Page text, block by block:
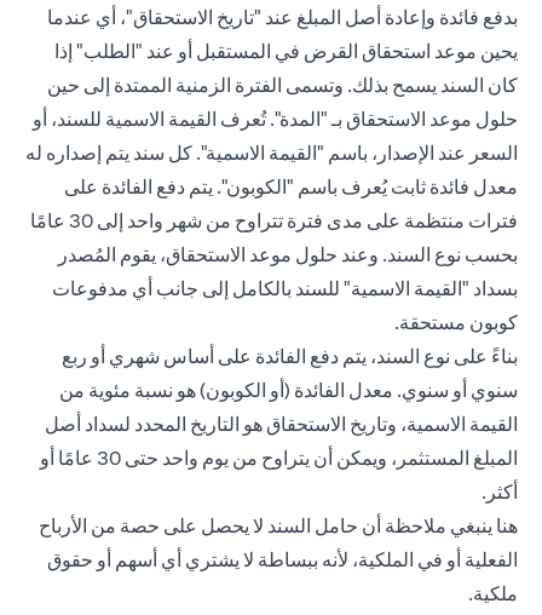
بدفع فائدة وإعادة أصل المبلغ عند "تاريخ الاستحقاق"، أي عندما
يحين موعد استحقاق القرض في المستقبل أو عند "الطلب" إذا
كان السند يسمح بذلك. وتسمى الفترة الزمنية الممتدة إلى حين
حلول موعد الاستحقاق بـ "المدة". تُعرف القيمة الاسمية للسند، أو
السعر عند الإصدار، باسم "القيمة الاسمية". كل سند يتم إصداره له
معدل فائدة ثابت يُعرف باسم "الكوبون". يتم دفع الفائدة على
فترات منتظمة على مدى فترة تتراوح من شهر واحد إلى 30 عامًا
بحسب نوع السند. وعند حلول موعد الاستحقاق، يقوم المُصدر
بسداد "القيمة الاسمية" للسند بالكامل إلى جانب أي مدفوعات
كوبون مستحقة.
بناءً على نوع السند، يتم دفع الفائدة على أساس شهري أو ربع
سنوي أو سنوي. معدل الفائدة (أو الكوبون) هو نسبة مئوية من
القيمة الاسمية، وتاريخ الاستحقاق هو التاريخ المحدد لسداد أصل
المبلغ المستثمر، ويمكن أن يتراوح من يوم واحد حتى 30 عامًا أو
أكثر.
هنا ينبغي ملاحظة أن حامل السند لا يحصل على حصة من الأرباح
الفعلية أو في الملكية، لأنه ببساطة لا يشتري أي أسهم أو حقوق
ملكية.